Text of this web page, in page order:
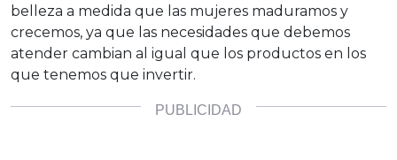
belleza a medida que las mujeres maduramos y
crecemos, ya que las necesidades que debemos
atender cambian al igual que los productos en los
que tenemos que invertir.